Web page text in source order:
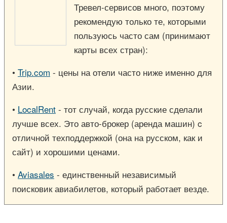
Тревел-сервисов много, поэтому
рекомендую только те, которыми
пользуюсь часто сам (принимают
карты всех стран):
• Trip.com - цены на отели часто ниже именно для
Азии.
• LocalRent - тот случай, когда русские сделали
лучше всех. Это авто-брокер (аренда машин) c
отличной техподдержкой (она на русском, как и
сайт) и хорошими ценами.
• Aviasales - единственный независимый
поисковик авиабилетов, который работает везде.